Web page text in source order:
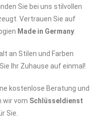
Sie bei uns stilvollen
Vertrauen Sie auf
Made in Germany
an Stilen und Farben
Ihr Zuhause auf einmal!
kostenlose Beratung und
wir vom Schlüsseldienst
Sie.